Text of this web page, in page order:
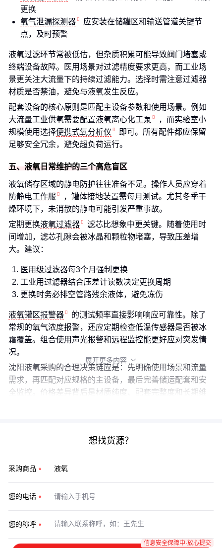
更换
氧气泄漏探测器
应安装在储罐区和输送管道关键节
点，及时预警
液氧过滤环节常被低估，但杂质积累可能导致阀门堵塞或
终端设备故障。医用场景对过滤精度要求更高，而工业场
景更关注大流量下的持续过滤能力。选择时需注意过滤器
材质是否禁油，避免与液氧发生反应。
配套设备的核心原则是匹配主设备参数和使用场景。例如
大流量工业供氧需要配置液氧离心化工泵
，而实验室小
规模使用选择便携式氧分析仪
即可。所有配件都应保留
足够安全冗余，避免超负荷运行。
五、液氧日常维护的三个高危盲区
液氧储存区域的静电防护往往准备不足。操作人员应穿着
防静电工作服
，罐体接地装置需每月测试。尤其冬季干
燥环境下，未消散的静电可能引发严重事故。
定期更换液氧过滤器
滤芯比想象中更关键。随着使用时
间增加，滤芯孔隙会被冰晶和颗粒物堵塞，导致压差增
大。建议：
医用级过滤器每3个月强制更换
工业用过滤器结合压差计读数决定更换周期
更换时务必排空管路残余液体，避免冻伤
液氧罐区报警器
的测试频率直接影响响应可靠性。除了
常规的氧气浓度报警，还应定期检查低温传感器是否被冰
霜覆盖。组合使用声光报警和远程监控能更好应对突发情
况。
沈阳液氧采购的合理决策链应是：先明确使用场景和流量
需求，再匹配对应规格的主设备，最后完善储运配套和安
全监控。价格差异背后是材质纯度、配套完整度和长期维
展开更多内容 
想找货源？
采购商品
您的电话
您的称呼
信息安全保障中·放心提交